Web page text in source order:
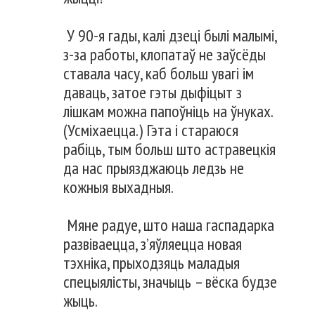
У 90-я гады, калі дзеці былі малымі,
з-за работы, клопатаў не заўсёды
ставала часу, каб больш увагі ім
даваць, затое гэты дыфіцыт з
лішкам можна папоўніць на ўнуках.
(Усміхаецца.) Гэта і стараюся
рабіць, тым больш што астравецкія
да нас прыязджаюць ледзь не
кожныя выхадныя.
Мяне радуе, што наша гаспадарка
развіваецца, з’яўляецца новая
тэхніка, прыходзяць маладыя
спецыялісты, значыць – вёска будзе
жыць.